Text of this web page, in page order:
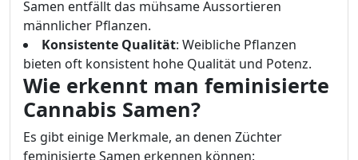
Samen entfällt das mühsame Aussortieren
männlicher Pflanzen.
Konsistente Qualität: Weibliche Pflanzen
bieten oft konsistent hohe Qualität und Potenz.
Wie erkennt man feminisierte
Cannabis Samen?
Es gibt einige Merkmale, an denen Züchter
feminisierte Samen erkennen können: